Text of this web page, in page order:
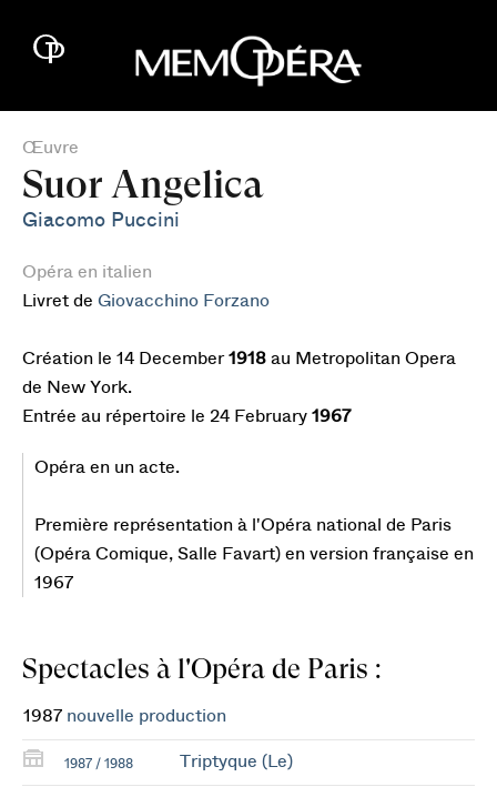
Œuvre
Suor Angelica
Giacomo Puccini
Opéra en italien
Livret de Giovacchino Forzano
Création le 14 December1918 au Metropolitan Opera
de New York.
Entrée au répertoire le 24 February 1967
Opéra en un acte.
Première représentation à l'Opéra national de Paris
(Opéra Comique, Salle Favart) en version française en
1967
Spectacles à l'Opéra de Paris :
1987 nouvelle production
1987 / 1988 Triptyque (Le)